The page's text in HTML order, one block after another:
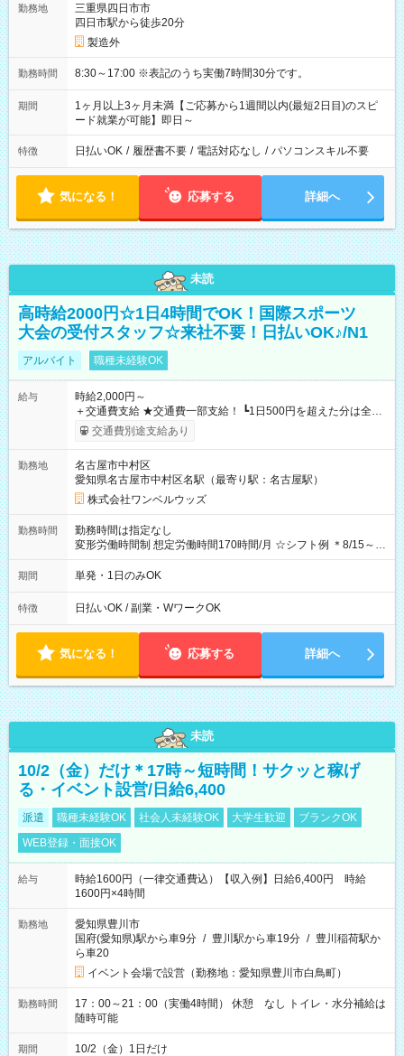
勤務地
三重県四日市市
四日市駅から徒歩20分
製造外
勤務時間 8:30～17:00 ※表記のうち実働7時間30分です。
期間
1ヶ月以上3ヶ月未満【ご応募から1週間以内(最短2日目)のスピ
ード就業が可能】即日～
特徴 日払いOK / 履歴書不要 / 電話対応なし / パソコンスキル不要
気になる！ 応募する 詳細へ
未読
高時給2000円☆1日4時間でOK！国際スポーツ
大会の受付スタッフ☆来社不要！日払いOK♪/N1
アルバイト 職種未経験OK
給与
時給2,000円～
＋交通費支給 ★交通費一部支給！ ┗1日500円を超えた分は全額
支給！ ※往復500円以内の方は自己負担となります ★日払い
OK！（規定あり） ┗働いたその日に現金GET♪ お仕事後はコン
期間なし
交通費別途支給あり
勤務地
名古屋市中村区
愛知県名古屋市中村区名駅（最寄り駅：名古屋駅）
株式会社ワンベルウッズ
勤務時間
勤務時間は指定なし
変形労働時間制 想定労働時間170時間/月 ☆シフト例 ＊8/15～
10/26 全日共通 08：00～12：00 17：00～21：00 ＊8/31
～9/19のみ下記シフトもあります！ 12：00～16：00 ＊9/6～
00
期間 単発・1日のみOK
特徴 日払いOK / 副業・WワークOK
気になる！ 応募する 詳細へ
未読
10/2（金）だけ＊17時～短時間！サクッと稼げ
る・イベント設営/日給6,400
派遣 職種未経験OK 社会人未経験OK 大学生歓迎
ブランクOK
WEB登録・面接OK
給与
時給1600円（一律交通費込）【収入例】日給6,400円 時給
1600円×4時間
勤務地
愛知県豊川市
国府(愛知県)駅から車9分 / 豊川駅から車19分 / 豊川稲荷駅か
ら車20
イベント会場で設営（勤務地：愛知県豊川市白鳥町）
勤務時間
17：00～21：00（実働4時間） 休憩 なし トイレ・水分補給は
随時可能
期間 10/2（金）1日だけ